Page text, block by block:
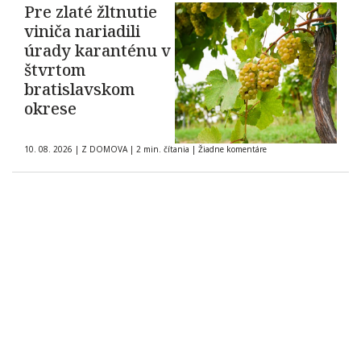
Pre zlaté žltnutie
viniča nariadili
úrady karanténu v
štvrtom
bratislavskom
okrese
10. 08. 2026 | Z DOMOVA | 2 min. čítania | Žiadne komentáre